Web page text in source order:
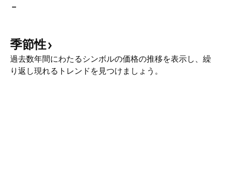
–
季節性
過去数年間にわたるシンボルの価格の推移を表示し、繰
り返し現れるトレンドを見つけましょう。